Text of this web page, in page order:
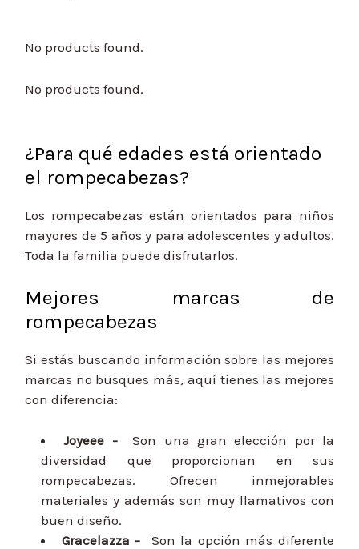
No products found.
No products found.
¿Para qué edades está orientado
el rompecabezas?
Los rompecabezas están orientados para niños
mayores de 5 años y para adolescentes y adultos.
Toda la familia puede disfrutarlos.
Mejores marcas de
rompecabezas
Si estás buscando información sobre las mejores
marcas no busques más, aquí tienes las mejores
con diferencia:
Joyeee -Son una gran elección por la
diversidad que proporcionan en sus
rompecabezas. Ofrecen inmejorables
materiales y además son muy llamativos con
buen diseño.
Gracelazza - Son la opción más diferente